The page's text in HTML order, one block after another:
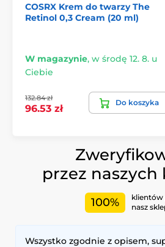
COSRX Krem do twarzy The
Retinol 0,3 Cream (20 ml)
W magazynie, w środę 12. 8. u
Ciebie
132.84 zł
96.53 zł
Do koszyka
przez
100%
klientów
nasz
Wszystko zgodnie z opisem,